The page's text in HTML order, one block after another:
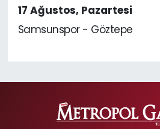
17 Ağustos, Pazartesi
Samsunspor - Göztepe